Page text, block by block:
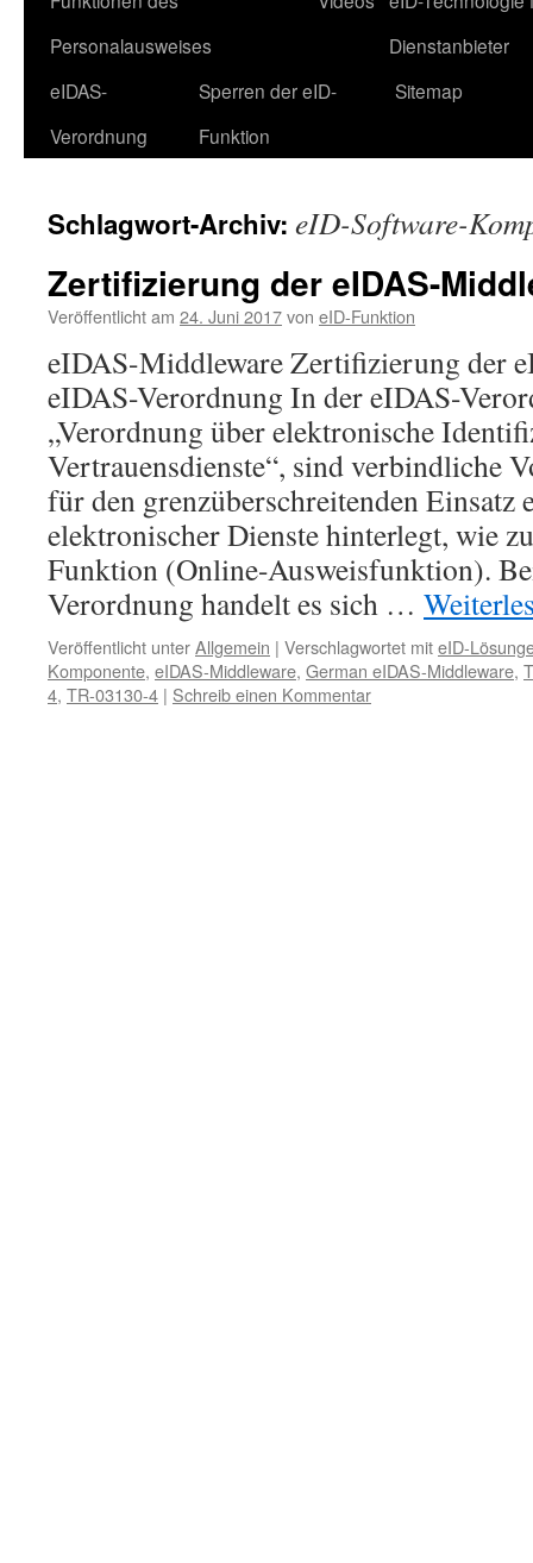
Personalausweises
Dienstanbieter
eIDAS-
Verordnung
Sperren der eID-
Funktion
Sitemap
Schlagwort-Archiv: eID-Software-
Zertifizierung der eIDAS-
Veröffentlicht am 24. Juni 2017von eID-Funktion
eIDAS-Middleware Zertifizierung der
eIDAS-Verordnung In der eIDAS-
„Verordnung über elektronische
Vertrauensdienste“, sind verbindliche
für den grenzüberschreitenden Einsatz
elektronischer Dienste hinterlegt, wie
Funktion (Online-Ausweisfunktion).
Verordnung handelt es sich …
Veröffentlicht unterAllgemein | Verschlagwortet miteID-
Komponente, eIDAS-Middleware, German eIDAS-Middleware,
4, TR-03130-4 | Schreib einen Kommentar